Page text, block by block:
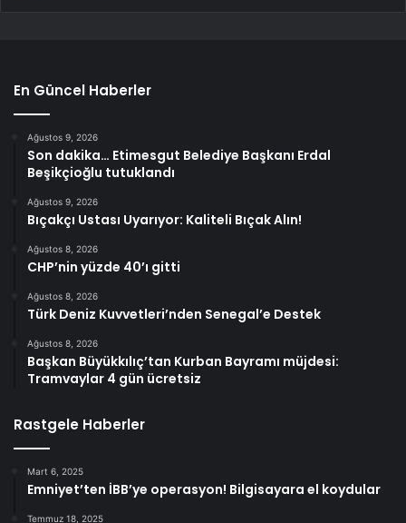
En Güncel Haberler
Ağustos 9, 2026
Son dakika… Etimesgut Belediye Başkanı Erdal
Beşikçioğlu tutuklandı
Ağustos 9, 2026
Bıçakçı Ustası Uyarıyor: Kaliteli Bıçak Alın!
Ağustos 8, 2026
CHP’nin yüzde 40’ı gitti
Ağustos 8, 2026
Türk Deniz Kuvvetleri’nden Senegal’e Destek
Ağustos 8, 2026
Başkan Büyükkılıç’tan Kurban Bayramı müjdesi:
Tramvaylar 4 gün ücretsiz
Rastgele Haberler
Mart 6, 2025
Emniyet’ten İBB’ye operasyon! Bilgisayara el koydular
Temmuz 18, 2025